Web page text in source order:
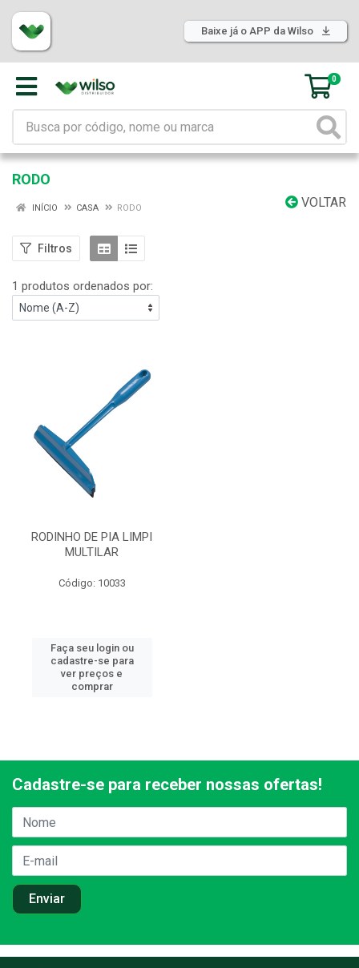
Baixe já o APP da Wilso
0
RODO
VOLTAR
INÍCIO CASA RODO
Filtros
1 produtos ordenados por:
RODINHO DE PIA LIMPI
MULTILAR
Código: 10033
Faça seu login ou
cadastre-se para
ver preços e
comprar
Cadastre-se para receber nossas ofertas!